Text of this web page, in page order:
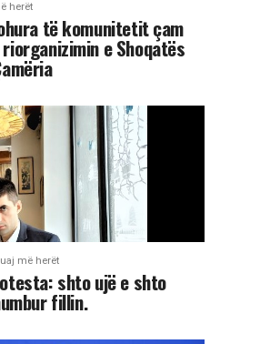
herët
të komunitetit çam
e Shoqatës
më herët
shto ujë e shto
fillin.